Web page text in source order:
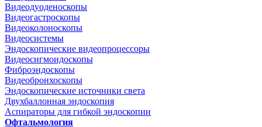
Видеодуоденоскопы
Видеогастроскопы
Видеоколоноскопы
Видеосистемы
Эндоскопические видеопроцессоры
Видеосигмоидоскопы
Фиброэндоскопы
Видеобронхоскопы
Эндоскопические источники света
Двухбаллонная эндоскопия
Аспираторы для гибкой эндоскопии
Офтальмология